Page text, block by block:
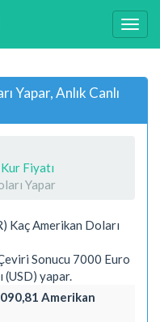
Yapar, Anlık Canlı
Fiyatı
Yapar
Kaç Amerikan Doları
Sonucu 7000 Euro
yapar.
Amerikan